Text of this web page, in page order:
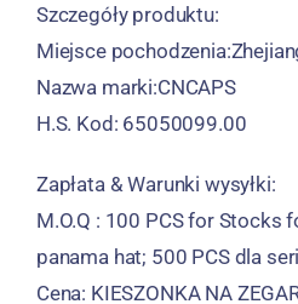
Szczegóły produktu:
Miejsce
Nazwa marki:CNCAPS
H.S. Kod: 65050099.00
Zapłata & Warunki wysyłki:
M.O.Q : 100 PCS for Stocks
panama hat; 500 PCS dla
Cena: KIESZONKA NA